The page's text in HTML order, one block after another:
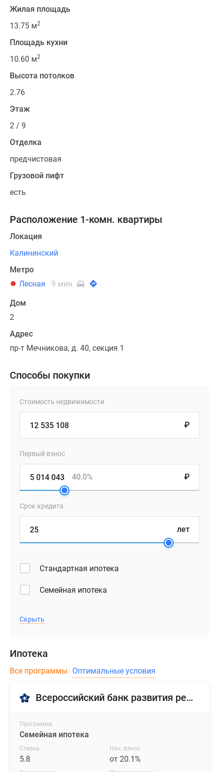
Жилая площадь
13.75 м2
Площадь кухни
10.60 м2
Высота потолков
2.76
Этаж
2 / 9
Отделка
предчистовая
Грузовой лифт
есть
Расположение 1-комн. квартиры
Локация
Калининский
Метро
Лесная
9 мин.
Дом
2
Адрес
пр-т Мечникова, д. 40, секция 1
Способы покупки
Стоимость недвижимости
₽
Первый взнос
₽
40.0%
Срок кредита
лет
Стандартная ипотека
Семейная ипотека
Скрыть
Ипотека
Все программы Оптимальные условия
Всероссийский банк развития регионов (ВБРР)
Программа
Семейная ипотека
Ставка
5.8
Нач. взнос
от 20.1%